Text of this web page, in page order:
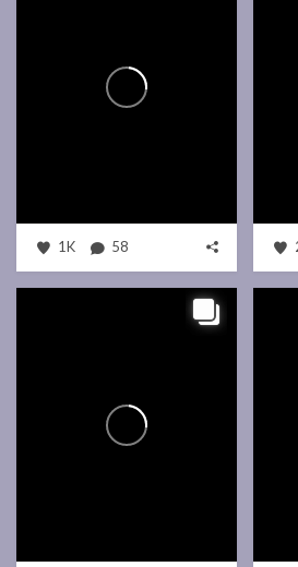
1K 58